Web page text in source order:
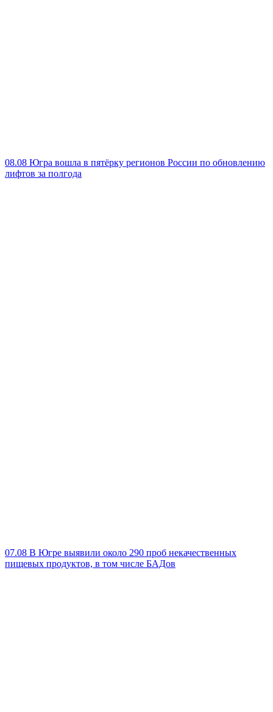
08.08 Югра вошла в пятёрку регионов России по обновлению
лифтов за полгода
07.08 В Югре выявили около 290 проб некачественных
пищевых продуктов, в том числе БАДов